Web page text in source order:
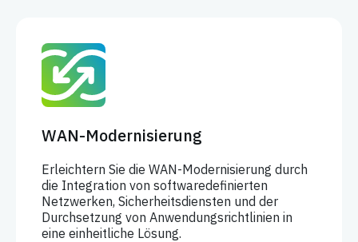
WAN-Modernisierung
Erleichtern Sie die WAN-Modernisierung durch
die Integration von softwaredefinierten
Netzwerken, Sicherheitsdiensten und der
Durchsetzung von Anwendungsrichtlinien in
eine einheitliche Lösung.